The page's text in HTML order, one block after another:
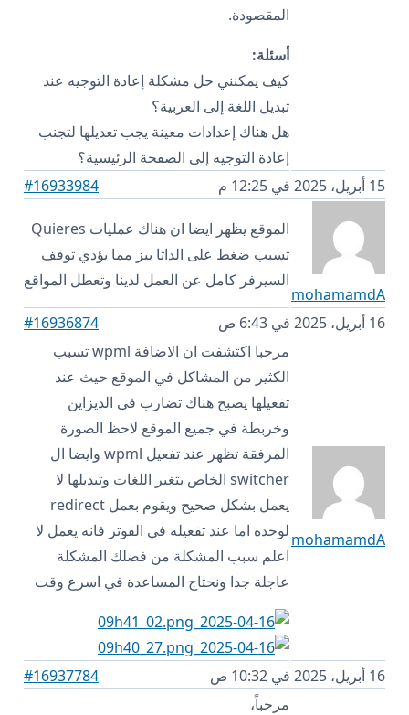
المقصودة.
أسئلة:
كيف يمكنني حل مشكلة إعادة التوجيه عند
تبديل اللغة إلى العربية؟
هل هناك إعدادات معينة يجب تعديلها لتجنب
إعادة التوجيه إلى الصفحة الرئيسية؟
15 أبريل، 2025 في 12:25 م
#16933984
mohamamdA
الموقع يظهر ايضا ان هناك عمليات Quieres
تسبب ضغط على الداتا بيز مما يؤدي توقف
السيرفر كامل عن العمل لدينا وتعطل المواقع
16 أبريل، 2025 في 6:43 ص #16936874
mohamamdA
مرحبا اكتشفت ان الاضافة wpml تسبب
الكثير من المشاكل في الموقع حيث عند
تفعيلها يصبح هناك تضارب في الديزاين
وخربطة في جميع الموقع لاحظ الصورة
المرفقة تظهر عند تفعيل wpml وايضا ال
switcher الخاص بتغير اللغات وتبديلها لا
يعمل بشكل صحيح ويقوم بعمل redirect
لوحده اما عند تفعيله في الفوتر فانه يعمل لا
اعلم سبب المشكلة من فضلك المشكلة
عاجلة جدا ونحتاج المساعدة في اسرع وقت
16 أبريل، 2025 في 10:32 ص #16937784
مرحباً،